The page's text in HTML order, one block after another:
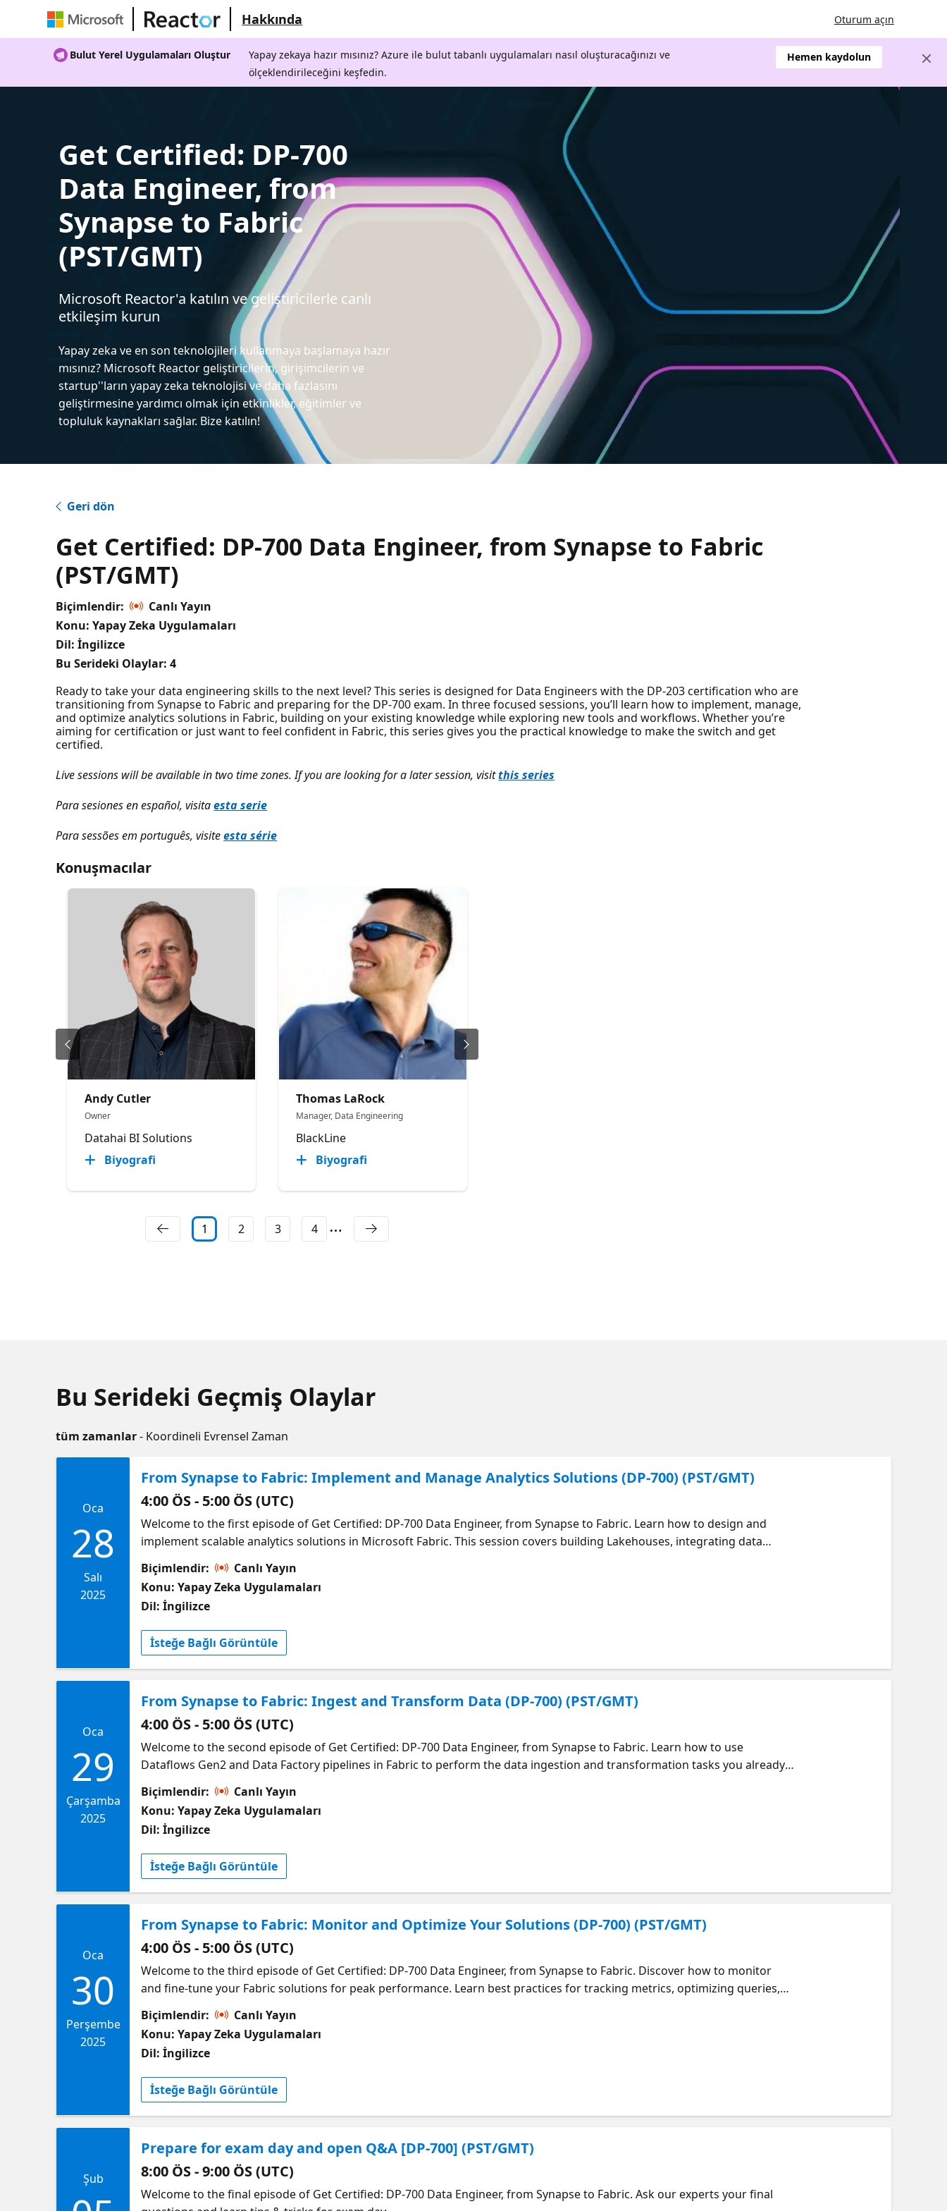
Hakkında Oturum açın
Bulut Yerel Uygulamaları Oluştur
Yapay zekaya hazır mısınız? Azure ile bulut tabanlı uygulamaları nasıl oluşturacağınızı ve
ölçeklendirileceğini keşfedin.
Hemen kaydolun
Get Certified: DP-700
Data Engineer, from
Synapse to Fabric
(PST/GMT)
Microsoft Reactor'a katılın ve geliştiricilerle canlı
etkileşim kurun
Yapay zeka ve en son teknolojileri kullanmaya başlamaya hazır
mısınız? Microsoft Reactor geliştiricilerin, girişimcilerin ve
startup''ların yapay zeka teknolojisi ve daha fazlasını
geliştirmesine yardımcı olmak için etkinlikler, eğitimler ve
topluluk kaynakları sağlar. Bize katılın!
Geri dön
Get Certified: DP-700 Data Engineer, from Synapse to Fabric
(PST/GMT)
Biçimlendir:
Canlı Yayın
Konu: Yapay Zeka Uygulamaları
Dil: İngilizce
Bu Serideki Olaylar: 4
Ready to take your data engineering skills to the next level? This series is designed for Data Engineers with the DP-203 certification who are
transitioning from Synapse to Fabric and preparing for the DP-700 exam. In three focused sessions, you’ll learn how to implement, manage,
and optimize analytics solutions in Fabric, building on your existing knowledge while exploring new tools and workflows. Whether you’re
aiming for certification or just want to feel confident in Fabric, this series gives you the practical knowledge to make the switch and get
certified.
Live sessions will be available in two time zones. If you are looking for a later session, visitthis series
Para sesiones en español, visitaesta serie
Para sessões em português, visiteesta série
Konuşmacılar
Andy Cutler
Owner
Datahai BI Solutions
Biyografi
Thomas LaRock
Manager, Data Engineering
BlackLine
Biyografi
1 2 3 4
Bu Serideki Geçmiş Olaylar
tüm zamanlar- Koordineli Evrensel Zaman
Oca
28
Salı
2025
From Synapse to Fabric: Implement and Manage Analytics Solutions (DP-700) (PST/GMT)
4:00 ÖS - 5:00 ÖS (UTC)
Welcome to the first episode of Get Certified: DP-700 Data Engineer, from Synapse to Fabric. Learn how to design and
implement scalable analytics solutions in Microsoft Fabric. This session covers building Lakehouses, integrating data
Biçimlendir:
Canlı Yayın
Konu: Yapay Zeka Uygulamaları
Dil: İngilizce
İsteğe Bağlı Görüntüle
Oca
29
Çarşamba
2025
From Synapse to Fabric: Ingest and Transform Data (DP-700) (PST/GMT)
4:00 ÖS - 5:00 ÖS (UTC)
Welcome to the second episode of Get Certified: DP-700 Data Engineer, from Synapse to Fabric. Learn how to use
Dataflows Gen2 and Data Factory pipelines in Fabric to perform the data ingestion and transformation tasks you already
Biçimlendir:
Canlı Yayın
Konu: Yapay Zeka Uygulamaları
Dil: İngilizce
İsteğe Bağlı Görüntüle
Oca
30
Perşembe
2025
From Synapse to Fabric: Monitor and Optimize Your Solutions (DP-700) (PST/GMT)
4:00 ÖS - 5:00 ÖS (UTC)
Welcome to the third episode of Get Certified: DP-700 Data Engineer, from Synapse to Fabric. Discover how to monitor
and fine-tune your Fabric solutions for peak performance. Learn best practices for tracking metrics, optimizing queries,
Biçimlendir:
Canlı Yayın
Konu: Yapay Zeka Uygulamaları
Dil: İngilizce
İsteğe Bağlı Görüntüle
Şub
Prepare for exam day and open Q&A [DP-700] (PST/GMT)
8:00 ÖS - 9:00 ÖS (UTC)
Welcome to the final episode of Get Certified: DP-700 Data Engineer, from Synapse to Fabric. Ask our experts your final